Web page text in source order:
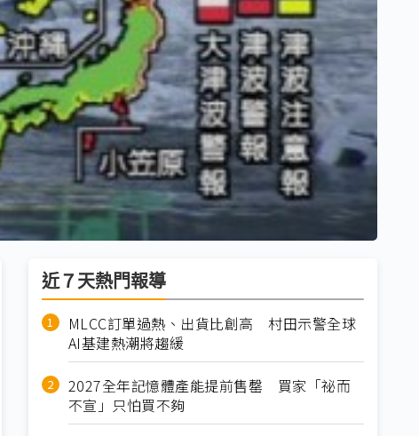
近７天熱門報導
MLCC訂單過熱、出貨比創高 村田示警全球
AI基建熱潮將趨緩
2027全年記憶體產能提前售罄 買家「祕而
不宣」只怕買不夠